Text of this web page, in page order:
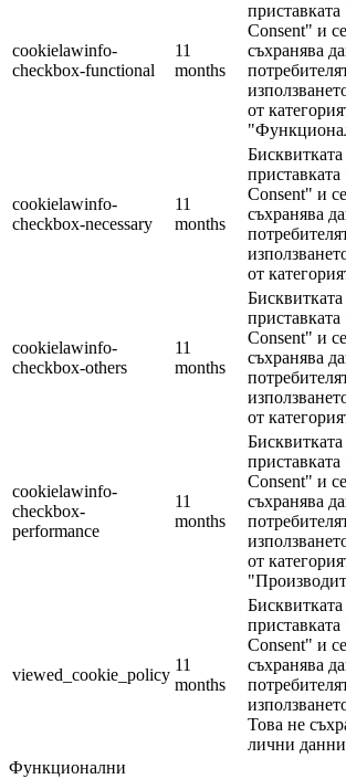
cookielawinfo-
checkbox-functional
11
months
Consent" и
съхранява
от
cookielawinfo-
checkbox-necessary
11
months
Бисквитката
Consent" и
съхранява
от
cookielawinfo-
checkbox-others
11
months
Бисквитката
Consent" и
съхранява
от
cookielawinfo-
checkbox-
performance
11
months
Бисквитката
Consent" и
съхранява
от
viewed_cookie_policy
11
months
Бисквитката
Consent" и
съхранява
Това не
лични
Функционални